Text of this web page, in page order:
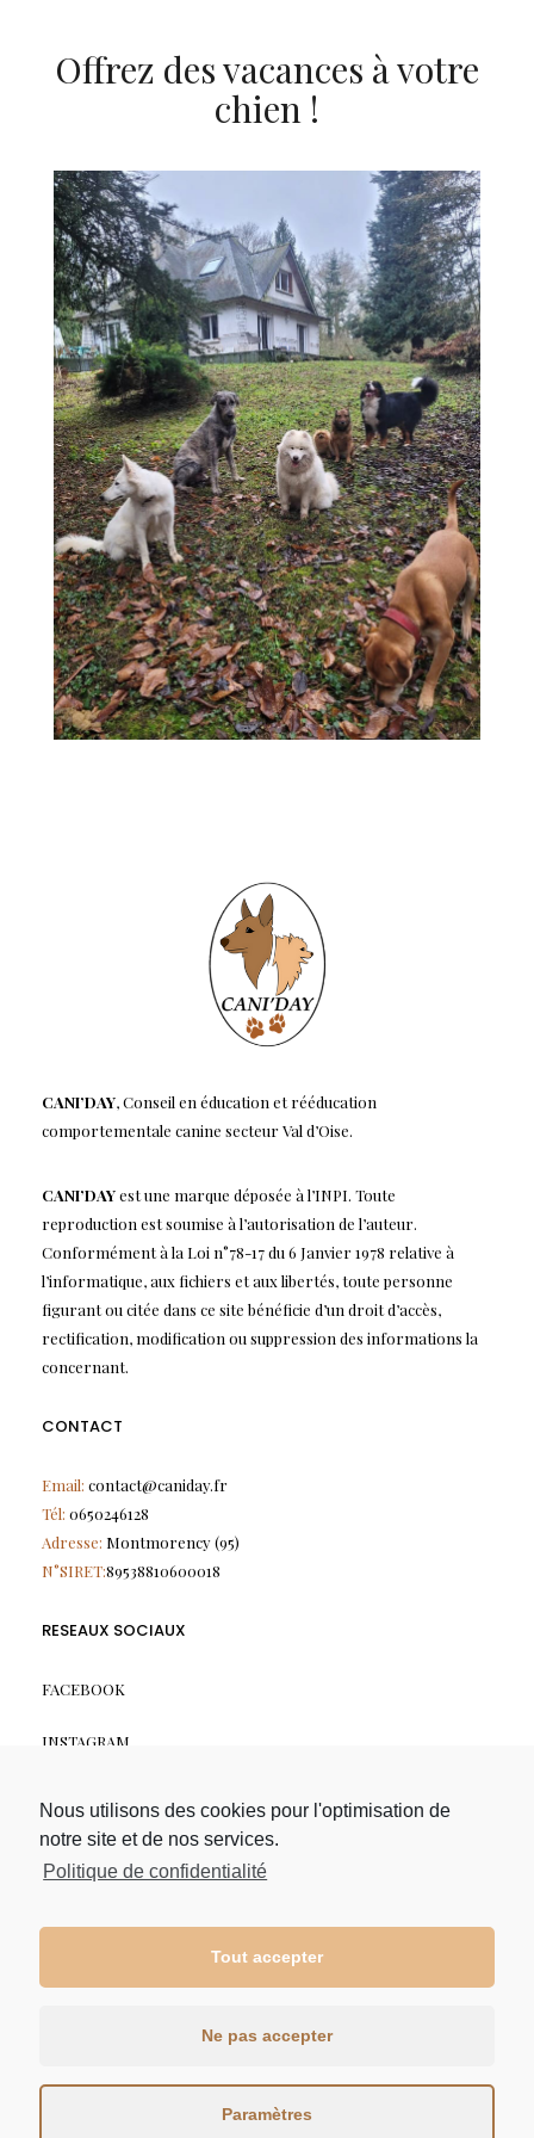
Nous utilisons des cookies pour l'optimisation de
notre site et de nos services.
Politique de confidentialité
Tout accepter
Ne pas accepter
Paramètres
Offrez des vacances à votre
chien !
CANI’DAY, Conseil en éducation et rééducation
comportementale canine secteur Val d’Oise.
CANI’DAYest une marque déposée à l’INPI. Toute
reproduction est soumise à l’autorisation de l’auteur.
Conformément à la Loi n°78-17 du 6 Janvier 1978 relative à
l’informatique, aux fichiers et aux libertés, toute personne
figurant ou citée dans ce site bénéficie d’un droit d’accès,
rectification, modification ou suppression des informations la
concernant.
CONTACT
Email: contact@caniday.fr
Tél: 0650246128
Adresse: Montmorency (95)
N°SIRET:89538810600018
RESEAUX SOCIAUX
FACEBOOK
INSTAGRAM
LIENS RAPIDES
A PROPOS
CONDITIONS GÉNÉRALES